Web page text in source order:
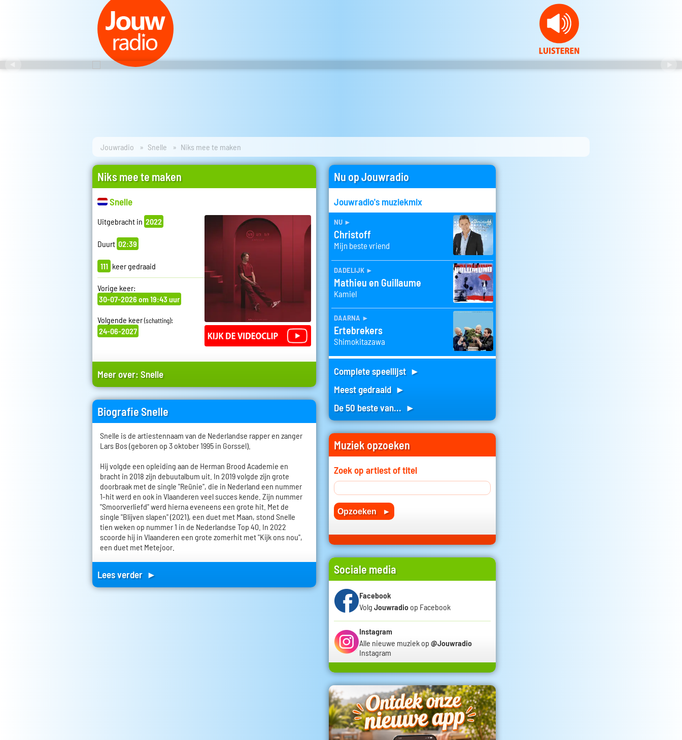
Jouwradio Snelle Niks mee te maken
Niks mee te maken
Snelle
Uitgebracht in 2022
Duurt 02:39
111 keer gedraaid
Vorige keer:
30-07-2026 om 19:43 uur
Volgende keer(schatting):
24-06-2027
Meer over:Snelle
Biografie Snelle
Snelle is de artiestennaam van de Nederlandse rapper en zanger
Lars Bos (geboren op 3 oktober 1995 in Gorssel).
Hij volgde een opleiding aan de Herman Brood Academie en
bracht in 2018 zijn debuutalbum uit. In 2019 volgde zijn grote
doorbraak met de single "Reünie", die in Nederland een nummer
1-hit werd en ook in Vlaanderen veel succes kende. Zijn nummer
"Smoorverliefd" werd hierna eveneens een grote hit. Met de
single "Blijven slapen" (2021), een duet met Maan, stond Snelle
tien weken op nummer 1 in de Nederlandse Top 40. In 2022
scoorde hij in Vlaanderen een grote zomerhit met "Kijk ons nou",
een duet met Metejoor.
Lees verder ►
Nu op Jouwradio
Jouwradio's muziekmix
nu ►
Christoff
Mijn beste vriend
dadelijk ►
Mathieu en Guillaume
Kamiel
daarna ►
Ertebrekers
Shimokitazawa
Complete speellijst ►
Meest gedraaid ►
De 50 beste van... ►
Muziek opzoeken
Zoek op artiest of titel
Sociale media
Facebook
Volg Jouwradio op Facebook
Instagram
Alle nieuwe muziek op @Jouwradio
Instagram